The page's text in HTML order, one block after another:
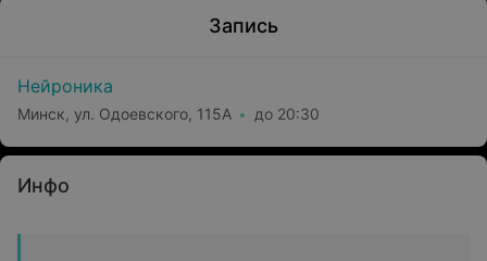
Запись
Нейроника
Минск, ул. Одоевского, 115А до 20:30
Инфо